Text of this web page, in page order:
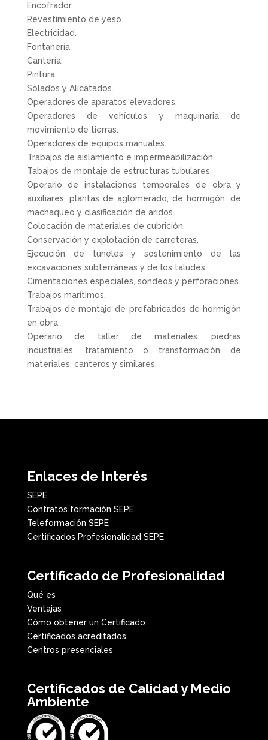
Encofrador.
Revestimiento de yeso.
Electricidad.
Fontanería.
Cantería.
Pintura.
Solados y Alicatados.
Operadores de aparatos elevadores.
Operadores de vehículos y maquinaria de
movimiento de tierras.
Operadores de equipos manuales.
Trabajos de aislamiento e impermeabilización.
Tabajos de montaje de estructuras tubulares.
Operario de instalaciones temporales de obra y
auxiliares: plantas de aglomerado, de hormigón, de
machaqueo y clasificación de áridos.
Colocación de materiales de cubrición.
Conservación y explotación de carreteras.
Ejecución de túneles y sostenimiento de las
excavaciones subterráneas y de los taludes.
Cimentaciones especiales, sondeos y perforaciones.
Trabajos marítimos.
Trabajos de montaje de prefabricados de hormigón
en obra.
Operario de taller de materiales: piedras
industriales, tratamiento o transformación de
materiales, canteros y similares.
Enlaces de Interés
SEPE
Contratos formación SEPE
Teleformación SEPE
Certificados Profesionalidad SEPE
Certificado de Profesionalidad
Qué es
Ventajas
Cómo obtener un Certificado
Certificados acreditados
Centros presenciales
Certificados de Calidad y Medio
Ambiente